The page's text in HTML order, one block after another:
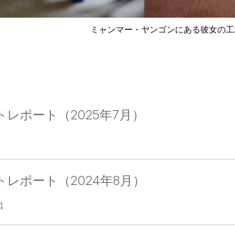
ミャンマー・ヤンゴンにある彼女の
レポート（2025年7月）
レポート（2024年8月）